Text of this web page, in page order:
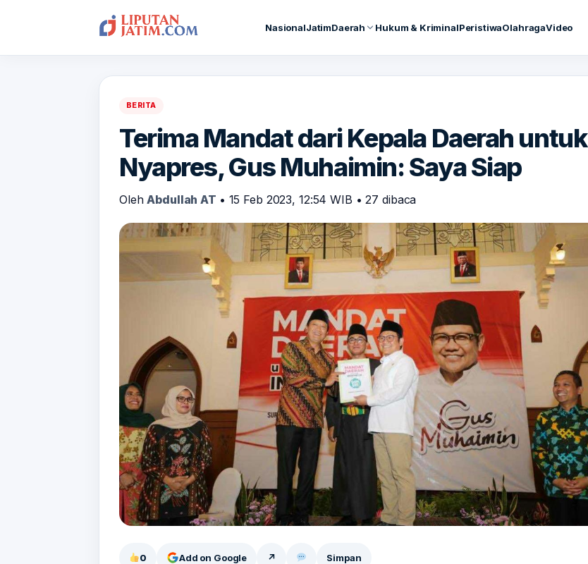
NasionalJatimDaerah Hukum & KriminalPeristiwaOlahragaVideo
BERITA
Terima Mandat dari Kepala Daerah untuk
Nyapres, Gus Muhaimin: Saya Siap
OlehAbdullah AT • 15 Feb 2023, 12:54 WIB • 27 dibaca
0 Add on Google ↗ Simpan